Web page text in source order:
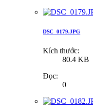
DSC_0179.JPG
Kích thước:
80.4 KB
Đọc:
0